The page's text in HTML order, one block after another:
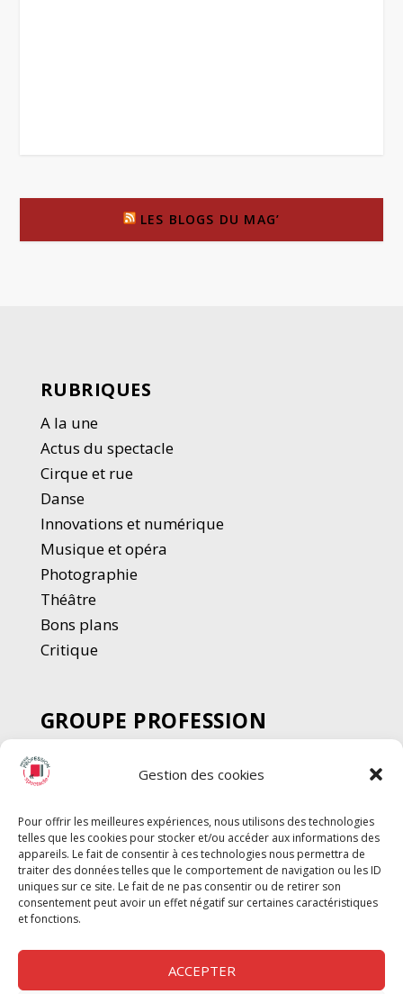
Gestion des cookies
Pour offrir les meilleures expériences, nous utilisons des technologies
telles que les cookies pour stocker et/ou accéder aux informations des
appareils. Le fait de consentir à ces technologies nous permettra de
traiter des données telles que le comportement de navigation ou les ID
uniques sur ce site. Le fait de ne pas consentir ou de retirer son
consentement peut avoir un effet négatif sur certaines caractéristiques
et fonctions.
ACCEPTER
LES BLOGS DU MAG’
RUBRIQUES
A la une
Actus du spectacle
Cirque et rue
Danse
Innovations et numérique
Musique et opéra
Photographie
Théâtre
Bons plans
Critique
GROUPE PROFESSION
SPECTACLE
Chèque Intermittents
Chèque Compta
Chèque Emploi Spectacle
G-Pods
Profession Audio-visuel